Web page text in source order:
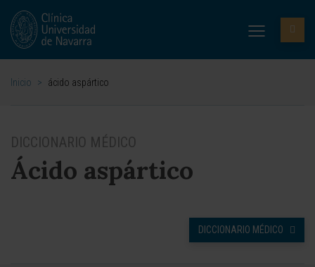
Inicio > ácido aspártico
DICCIONARIO MÉDICO
Ácido aspártico
DICCIONARIO MÉDICO